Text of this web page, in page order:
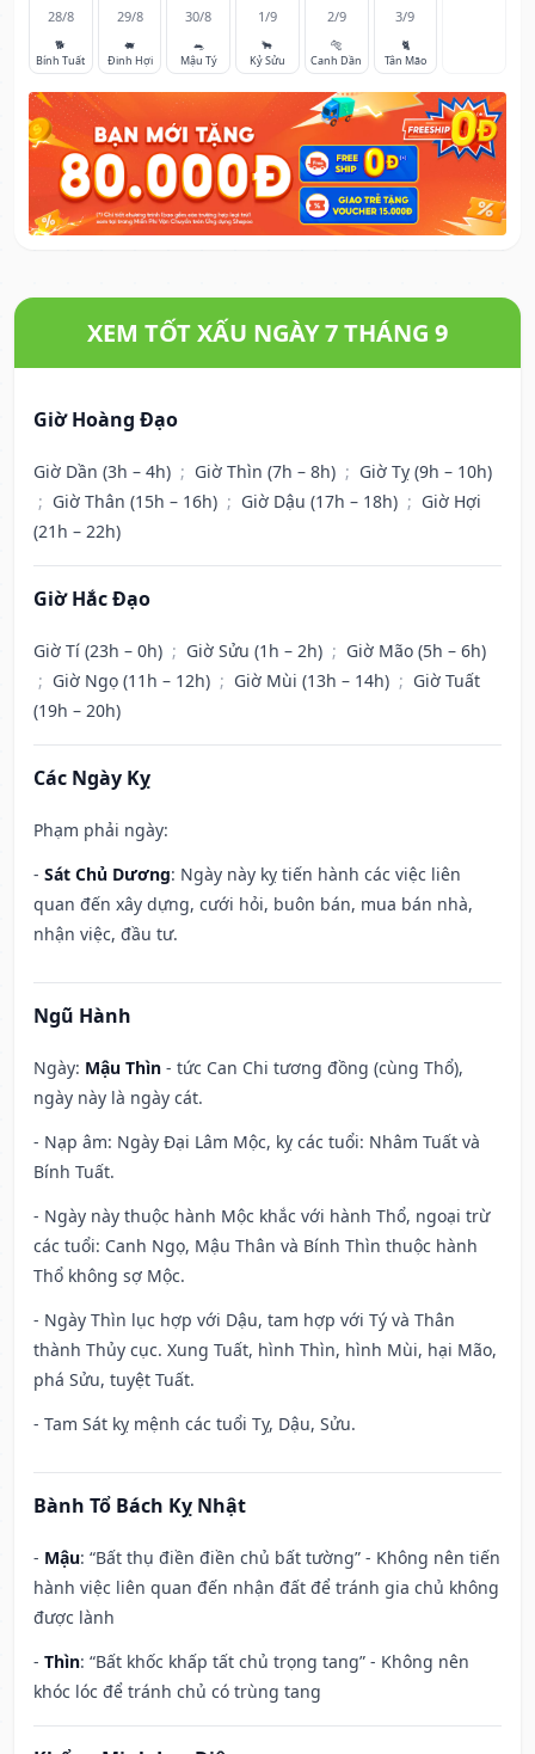
28/8
🐕
Bính Tuất
29/8
🐖
Đinh Hợi
30/8
🐀
Mậu Tý
1/9
🐂
Kỷ Sửu
2/9
🐅
Canh Dần
3/9
🐈
Tân Mão
XEM TỐT XẤU NGÀY 7 THÁNG 9
Giờ Hoàng Đạo
Giờ Dần (3h – 4h) ; Giờ Thìn (7h – 8h) ; Giờ Tỵ (9h – 10h)
; Giờ Thân (15h – 16h) ; Giờ Dậu (17h – 18h) ; Giờ Hợi
(21h – 22h)
Giờ Hắc Đạo
Giờ Tí (23h – 0h) ; Giờ Sửu (1h – 2h) ; Giờ Mão (5h – 6h)
; Giờ Ngọ (11h – 12h) ; Giờ Mùi (13h – 14h) ; Giờ Tuất
(19h – 20h)
Các Ngày Kỵ
Phạm phải ngày:
- Sát Chủ Dương: Ngày này kỵ tiến hành các việc liên
quan đến xây dựng, cưới hỏi, buôn bán, mua bán nhà,
nhận việc, đầu tư.
Ngũ Hành
Ngày: Mậu Thìn - tức Can Chi tương đồng (cùng Thổ),
ngày này là ngày cát.
- Nạp âm: Ngày Đại Lâm Mộc, kỵ các tuổi: Nhâm Tuất và
Bính Tuất.
- Ngày này thuộc hành Mộc khắc với hành Thổ, ngoại trừ
các tuổi: Canh Ngọ, Mậu Thân và Bính Thìn thuộc hành
Thổ không sợ Mộc.
- Ngày Thìn lục hợp với Dậu, tam hợp với Tý và Thân
thành Thủy cục. Xung Tuất, hình Thìn, hình Mùi, hại Mão,
phá Sửu, tuyệt Tuất.
- Tam Sát kỵ mệnh các tuổi Tỵ, Dậu, Sửu.
Bành Tổ Bách Kỵ Nhật
- Mậu: “Bất thụ điền điền chủ bất tường” - Không nên tiến
hành việc liên quan đến nhận đất để tránh gia chủ không
được lành
- Thìn: “Bất khốc khấp tất chủ trọng tang” - Không nên
khóc lóc để tránh chủ có trùng tang